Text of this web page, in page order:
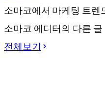
소마코에서 마케팅 트렌
소마코 에디터의 다른 글
전체보기